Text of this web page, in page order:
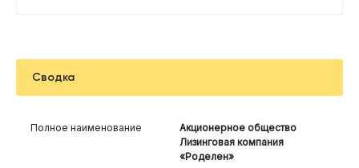
Сводка
Полное наименование
Акционерное общество
Лизинговая компания
«Роделен»